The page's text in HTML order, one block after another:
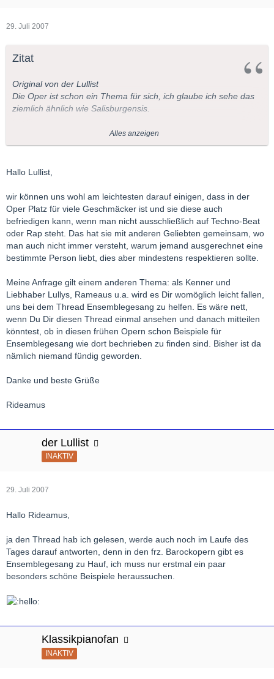
29. Juli 2007
Zitat
Original von der Lullist
Die Oper ist schon ein Thema für sich, ich glaube ich sehe das
ziemlich ähnlich wie Salisburgensis.
Die musikalische Vorprägung scheint mir doch recht wichtig zu
sein.
Richard Strauss wird für mich immer eine Zumutung bleiben,
Meine erste Oper war damals Händels "Alcina" also eine
barocke Opera Seria - und da hat es mich sofort gepackt.
Aber eben nur deswegen weil ich damals ohnehin schon
Barockmusik liebte.
Das es zu Händel noch eine Steigerung für mich gab (Lully) war
Alles anzeigen
Hallo Lullist,
wir können uns wohl am leichtesten darauf einigen, dass in der
Oper Platz für viele Geschmäcker ist und sie diese auch
befriedigen kann, wenn man nicht ausschließlich auf Techno-Beat
oder Rap steht. Das hat sie mit anderen Geliebten gemeinsam, wo
man auch nicht immer versteht, warum jemand ausgerechnet eine
bestimmte Person liebt, dies aber mindestens respektieren sollte.
Meine Anfrage gilt einem anderen Thema: als Kenner und
Liebhaber Lullys, Rameaus u.a. wird es Dir womöglich leicht fallen,
uns bei dem Thread Ensemblegesang zu helfen. Es wäre nett,
wenn Du Dir diesen Thread einmal ansehen und danach mitteilen
könntest, ob in diesen frühen Opern schon Beispiele für
Ensemblegesang wie dort bechrieben zu finden sind. Bisher ist da
nämlich niemand fündig geworden.
Danke und beste Grüße
Rideamus
der Lullist
INAKTIV
29. Juli 2007
Hallo Rideamus,
ja den Thread hab ich gelesen, werde auch noch im Laufe des
Tages darauf antworten, denn in den frz. Barockopern gibt es
Ensemblegesang zu Hauf, ich muss nur erstmal ein paar
besonders schöne Beispiele heraussuchen.
Klassikpianofan
INAKTIV